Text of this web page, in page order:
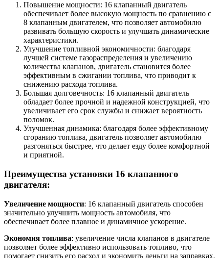
Повышение мощности: 16 клапанный двигатель
обеспечивает более высокую мощность по сравнению с
8 клапанным двигателем, что позволяет автомобилю
развивать большую скорость и улучшать динамические
характеристики.
Улучшение топливной экономичности: благодаря
лучшей системе газораспределения и увеличению
количества клапанов, двигатель становится более
эффективным в сжигании топлива, что приводит к
снижению расхода топлива.
Большая долговечность: 16 клапанный двигатель
обладает более прочной и надежной конструкцией, что
увеличивает его срок службы и снижает вероятность
поломок.
Улучшенная динамика: благодаря более эффективному
сгоранию топлива, двигатель позволяет автомобилю
разгоняться быстрее, что делает езду более комфортной
и приятной.
Преимущества установки 16 клапанного
двигателя:
Увеличение мощности: 16 клапанный двигатель способен
значительно улучшить мощность автомобиля, что
обеспечивает более плавное и динамичное ускорение.
Экономия топлива: увеличение числа клапанов в двигателе
позволяет более эффективно использовать топливо, что
помогает снизить его расход и экономить деньги на заправках.